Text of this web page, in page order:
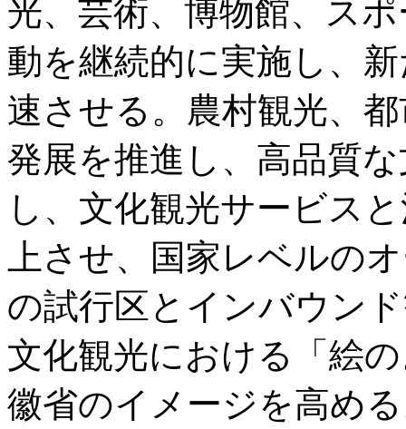
光、芸術、博物館、ス
動を継続的に実施し、
速させる。農村観光、
発展を推進し、高品質
し、文化観光サービス
上させ、国家レベルの
の試行区とインバウン
文化観光における「絵
徽省のイメージを高め